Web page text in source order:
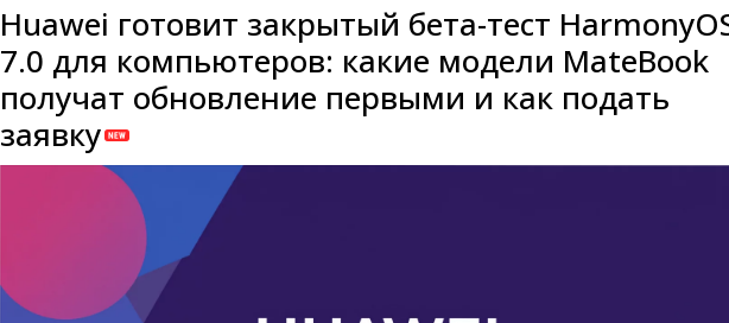
Huawei готовит закрытый бета-тест
7.0 для компьютеров: какие модели MateBook
получат обновление первыми и как подать
заявку